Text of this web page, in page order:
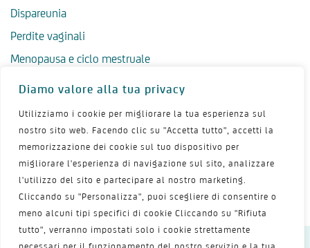
Diamo valore alla tua privacy
Utilizziamo i cookie per migliorare la tua esperienza sul
nostro sito web. Facendo clic su "Accetta tutto", accetti la
memorizzazione dei cookie sul tuo dispositivo per
migliorare l'esperienza di navigazione sul sito, analizzare
l'utilizzo del sito e partecipare al nostro marketing.
Cliccando su "Personalizza", puoi scegliere di consentire o
meno alcuni tipi specifici di cookie Cliccando su "Rifiuta
tutto", verranno impostati solo i cookie strettamente
Dispareunia
Perdite vaginali
Menopausa e ciclo mestruale
Salute psicologica in menopausa
Igiene intima in menopausa
Alimentazione e menopausa
Menopausa e sport